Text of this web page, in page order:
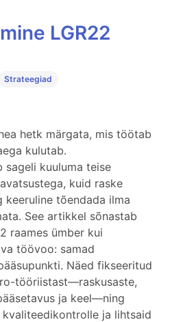
LGR22
Strateegiad
hetk märgata, mis töötab
kulutab.
sageli kuuluma teise
kuid raske
tõendada ilma
See artikkel sõnastab
raames ümber kui
töövoo: samad
Näed fikseeritud
tööriistast—raskusaste,
ja keel—ning
ja lihtsaid